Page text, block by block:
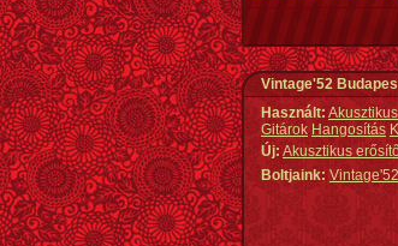
Vintage'52
Használt:
Gitárok Hangosítás
Új:Akusztikus
Boltjaink: